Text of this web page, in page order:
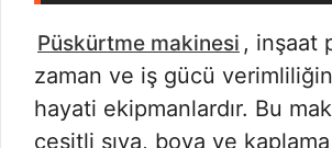
Püskürtme makinesi , inşaat
zaman ve iş gücü
hayati ekipmanlardır. Bu
çeşitli sıva, boya ve kaplama